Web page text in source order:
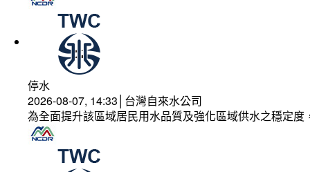
停水
2026-08-07, 14:33│台灣自來水公司
為全面提升該區域居民用水品質及強化區域供水之穩定